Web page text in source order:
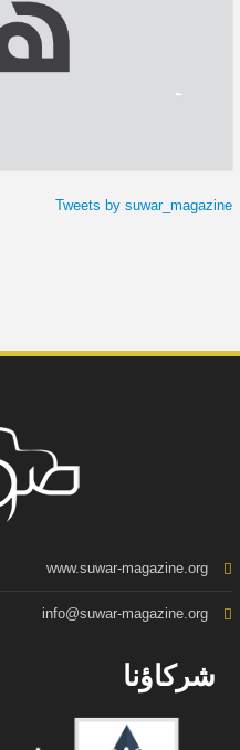
Tweets by suwar_magazine
www.suwar-magazine.org
info@suwar-magazine.org
شركاؤنا